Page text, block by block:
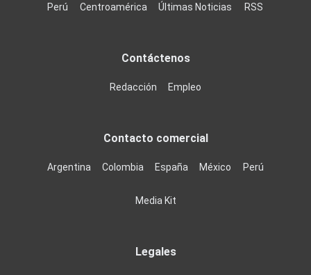
Perú Centroamérica Últimas Noticias RSS
Contáctenos
Redacción Empleo
Contacto comercial
Argentina Colombia España México Perú
Media Kit
Legales